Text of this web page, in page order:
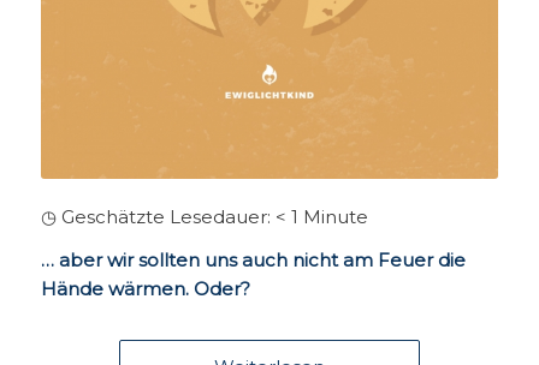
◷ Geschätzte Lesedauer: < 1 Minute
… aber wir sollten uns auch nicht am Feuer die
Hände wärmen. Oder?